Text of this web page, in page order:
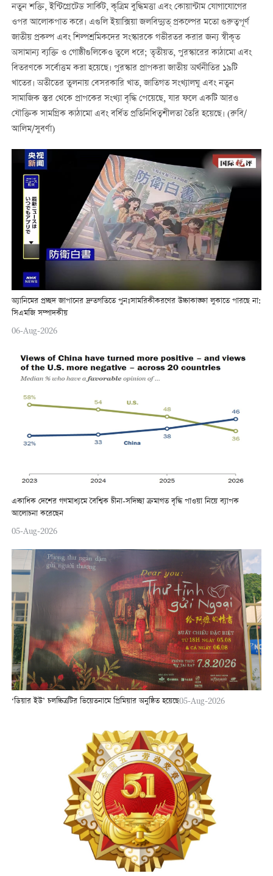
নতুন শক্তি, ইন্টিগ্রেটেড সার্কিট, কৃত্রিম বুদ্ধিমত্তা এবং কোয়ান্টাম যোগাযোগের
ওপর আলোকপাত করে। এগুলি ইয়াক্সিয়া জলবিদ্যুত্ প্রকল্পের মতো গুরুত্বপূর্ণ
জাতীয় প্রকল্প এবং শিল্পশ্রমিকদের সংস্কারকে গভীরতর করার জন্য স্বীকৃত
অসামান্য ব্যক্তি ও গোষ্ঠীগুলিকেও তুলে ধরে; তৃতীয়ত, পুরস্কারের কাঠামো এবং
বিতরণকে সর্বোত্তম করা হয়েছে। পুরস্কার প্রাপকরা জাতীয় অর্থনীতির ১৯টি
খাতের। অতীতের তুলনায় বেসরকারি খাত, জাতিগত সংখ্যালঘু এবং নতুন
সামাজিক স্তর থেকে প্রাপকের সংখ্যা বৃদ্ধি পেয়েছে, যার ফলে একটি আরও
যৌক্তিক সামগ্রিক কাঠামো এবং বর্ধিত প্রতিনিধিত্বশীলতা তৈরি হয়েছে। (রুবি/
আলিম/সুবর্ণা)
অ্যানিমের প্রচ্ছদ জাপানের দ্রুতগতিতে পুনঃসামরিকীকরণের উচ্চাকাঙ্ক্ষা লুকাতে পারছে না:
সিএমজি সম্পাদকীয়
06-Aug-2026
একাধিক দেশের গণমাধ্যমে বৈশ্বিক চীনা-সদিচ্ছা ক্রমাগত বৃদ্ধি পাওয়া নিয়ে ব্যাপক
আলোচনা করেছেন
05-Aug-2026
‘ডিয়ার ইউ’ চলচ্চিত্রটির ভিয়েতনামে প্রিমিয়ার অনুষ্ঠিত হয়েছে05-Aug-2026